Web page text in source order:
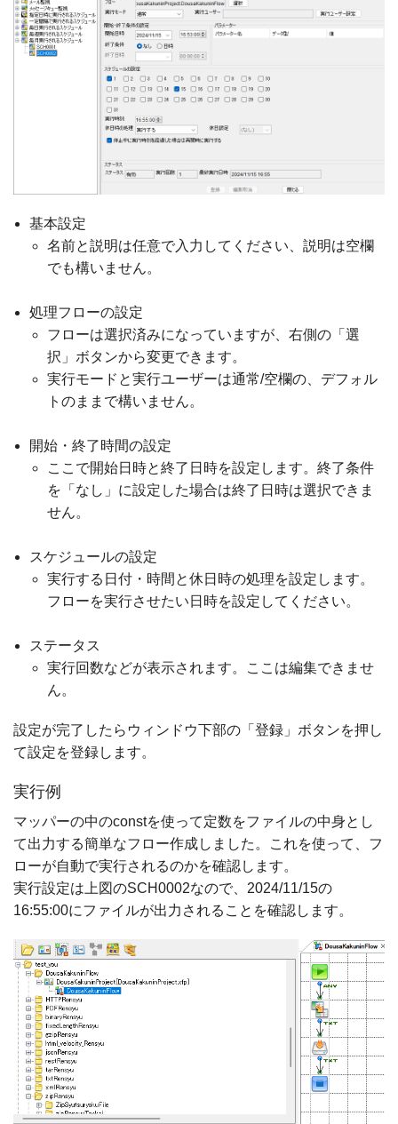
基本設定
名前と説明は任意で入力してください、説明は空欄
でも構いません。
処理フローの設定
フローは選択済みになっていますが、右側の「選
択」ボタンから変更できます。
実行モードと実行ユーザーは通常/空欄の、デフォル
トのままで構いません。
開始・終了時間の設定
ここで開始日時と終了日時を設定します。終了条件
を「なし」に設定した場合は終了日時は選択できま
せん。
スケジュールの設定
実行する日付・時間と休日時の処理を設定します。
フローを実行させたい日時を設定してください。
ステータス
実行回数などが表示されます。ここは編集できませ
ん。
設定が完了したらウィンドウ下部の「登録」ボタンを押し
て設定を登録します。
実行例
マッパーの中のconstを使って定数をファイルの中身とし
て出力する簡単なフロー作成しました。これを使って、フ
ローが自動で実行されるのかを確認します。
実行設定は上図のSCH0002なので、2024/11/15の
16:55:00にファイルが出力されることを確認します。